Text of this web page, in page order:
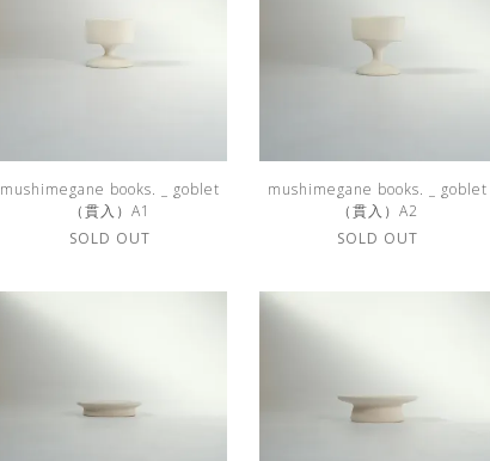
mushimegane books. _ goblet
（貫入）A1
SOLD OUT
mushimegane books. _ goblet
（貫入）A2
SOLD OUT